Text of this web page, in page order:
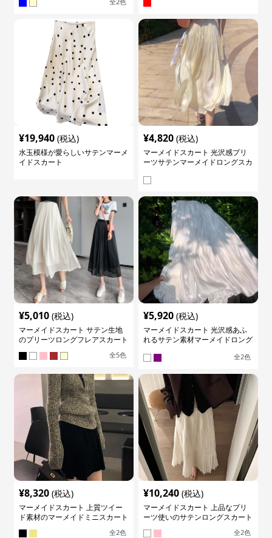
¥19,940 (税込)
水玉模様が愛らしいサテンマーメ
イドスカート
¥4,820 (税込)
マーメイドスカート 光沢感プリ
ーツサテンマーメイドロングスカ
¥5,010 (税込)
マーメイドスカート サテン生地
のプリーツロングフレアスカート
全5色
¥5,920 (税込)
マーメイドスカート 光沢感あふ
れるサテン素材マーメイドロング
全2色
¥8,320 (税込)
マーメイドスカート 上質ツイー
ド素材のマーメイドミニスカート
全2色
¥10,240 (税込)
マーメイドスカート 上品なプリ
ーツ使いのサテンロングスカート
全2色